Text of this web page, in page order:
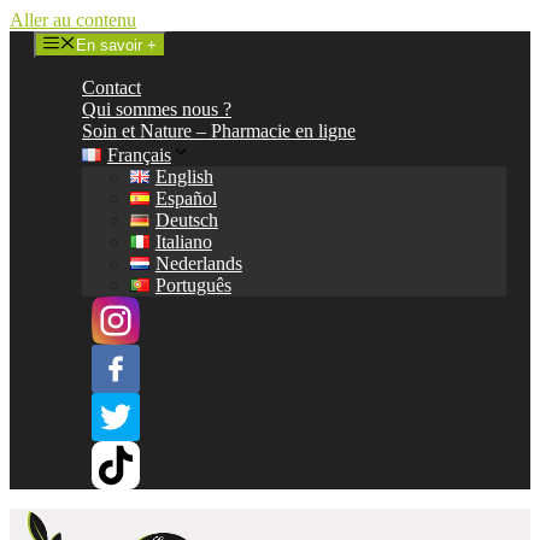
Aller au contenu
En savoir +
Contact
Qui sommes nous ?
Soin et Nature – Pharmacie en ligne
Français
English
Español
Deutsch
Italiano
Nederlands
Português